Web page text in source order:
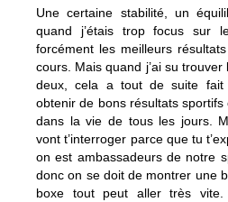
Une certaine stabilité, un
quand j’étais trop focus sur
forcément les meilleurs
cours. Mais quand j’ai su
deux, cela a tout de suite fait
obtenir de bons résultats sportifs
dans la vie de tous les jours.
vont t’interroger parce que tu
on est ambassadeurs de notre
donc on se doit de montrer une
boxe tout peut aller très